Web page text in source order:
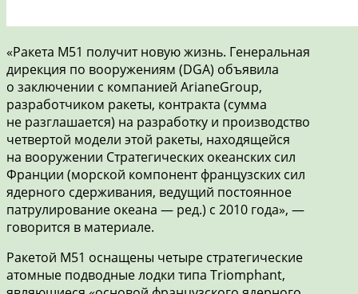
«Ракета М51 получит новую жизнь. Генеральная
дирекция по вооружениям (DGA) объявила
о заключении с компанией ArianeGroup,
разработчиком ракеты, контракта (сумма
не разглашается) на разработку и производство
четвертой модели этой ракеты, находящейся
на вооружении Стратегических океанских сил
Франции (морской компонент французских сил
ядерного сдерживания, ведущий постоянное
патрулирование океана — ред.) с 2010 года», —
говорится в материале.
Ракетой М51 оснащены четыре стратегические
атомные подводные лодки типа Triomphant,